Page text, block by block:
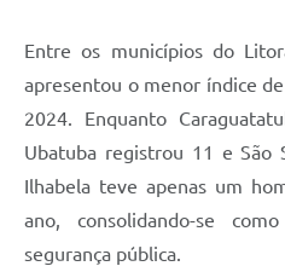
​Entre os municípios do
apresentou o menor índice
2024. Enquanto
Ubatuba registrou 11 e São
Ilhabela teve apenas um
ano, consolidando-se
segurança pública.